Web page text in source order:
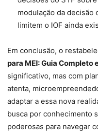
modulação da decisão
limitem o IOF ainda
Em conclusão, o
para MEI: Guia Completo
significativo, mas com
atenta,
adaptar a essa nova
busca por conhecimento
poderosas para navegar